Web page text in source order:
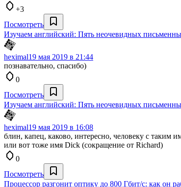
+3
Посмотреть
Изучаем английский: Пять неочевидных
heximal19 мая 2019 в 21:44
познавательно, спасибо)
0
Посмотреть
Изучаем английский: Пять неочевидных
heximal19 мая 2019 в 16:08
блин, капец, каково, интересно, человеку с таким
или вот тоже имя Dick (сокращение от Richard)
0
Посмотреть
Процессор разгонит оптику до 800 Гбит/с: как он